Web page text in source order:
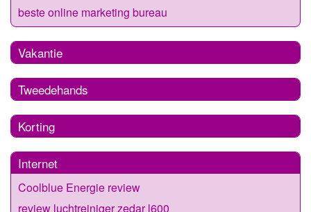
beste online marketing bureau
Vakantie
Tweedehands
Korting
Internet
Coolblue Energie review
review luchtreiniger zedar l600